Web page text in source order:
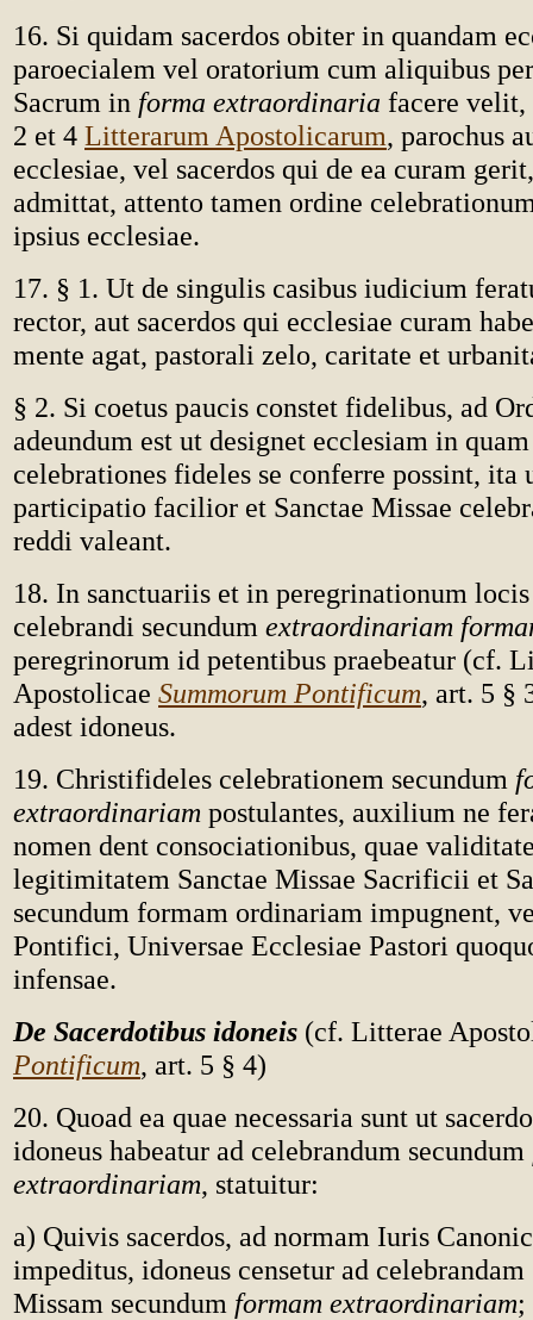
16. Si quidam sacerdos obiter in quandam
paroecialem vel oratorium cum aliquibus
Sacrum in forma extraordinaria facere velit,
2 et 4 Litterarum Apostolicarum, parochus
ecclesiae, vel sacerdos qui de ea curam
admittat, attento tamen ordine
ipsius ecclesiae.
17. § 1. Ut de singulis casibus iudicium
rector, aut sacerdos qui ecclesiae curam
mente agat, pastorali zelo, caritate et
§ 2. Si coetus paucis constet fidelibus, ad
adeundum est ut designet ecclesiam in
celebrationes fideles se conferre possint, ita
participatio facilior et Sanctae Missae
reddi valeant.
18. In sanctuariis et in peregrinationum
celebrandi secundum extraordinariam
peregrinorum id petentibus praebeatur (cf.
Apostolicae Summorum Pontificum, art. 5 §
adest idoneus.
19. Christifideles celebrationem secundum
extraordinariam postulantes, auxilium ne
nomen dent consociationibus, quae
legitimitatem Sanctae Missae Sacrificii et
secundum formam ordinariam impugnent,
Pontifici, Universae Ecclesiae Pastori
infensae.
De Sacerdotibus idoneis (cf. Litterae
Pontificum, art. 5 § 4)
20. Quoad ea quae necessaria sunt ut
idoneus habeatur ad celebrandum secundum
extraordinariam, statuitur:
a) Quivis sacerdos, ad normam Iuris
impeditus, idoneus censetur ad celebrandam
Missam secundum formam extraordinariam;